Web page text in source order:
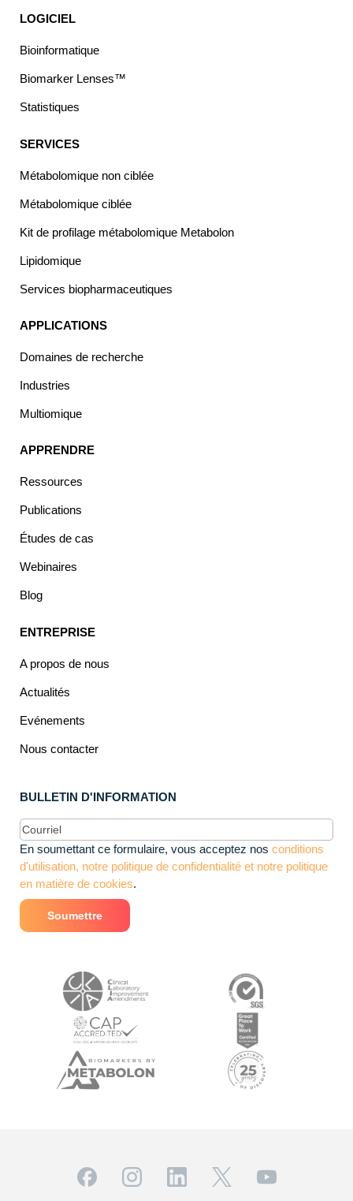
LOGICIEL
Bioinformatique
Biomarker Lenses™
Statistiques
SERVICES
Métabolomique non ciblée
Métabolomique ciblée
Kit de profilage métabolomique Metabolon
Lipidomique
Services biopharmaceutiques
APPLICATIONS
Domaines de recherche
Industries
Multiomique
APPRENDRE
Ressources
Publications
Études de cas
Webinaires
Blog
ENTREPRISE
A propos de nous
Actualités
Evénements
Nous contacter
BULLETIN D'INFORMATION
Courriel(Obligatoire)
En soumettant ce formulaire, vous acceptez nos conditions
d'utilisation, notre politique de confidentialité et notre politique
en matière de cookies.